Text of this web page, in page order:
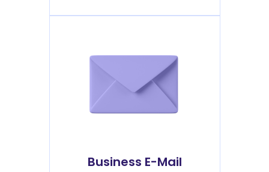
Business E-Mail